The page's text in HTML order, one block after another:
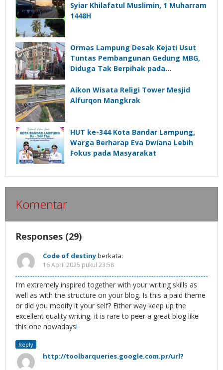
Syiar Khilafatul Muslimin, 1 Muharram
1448H
Ormas Lampung Desak Kejati Usut
Tuntas Pembangunan Gedung MBG,
Diduga Tak Berpihak pada
Aikon Wisata Religi Tower Mesjid
Alfurqon Mangkrak
HUT ke-344 Kota Bandar Lampung,
Warga Berharap Eva Dwiana Lebih
Fokus pada Masyarakat
Komentar
Responses (29)
Code of destinyberkata:
16 April 2025 pukul 23:58
I’m extremely inspired together with your writing skills as
well as with the structure on your blog. Is this a paid theme
or did you modify it your self? Either way keep up the
excellent quality writing, it is rare to peer a great blog like
this one nowadays!
Reply
http://toolbarqueries.google.com.pr/url?